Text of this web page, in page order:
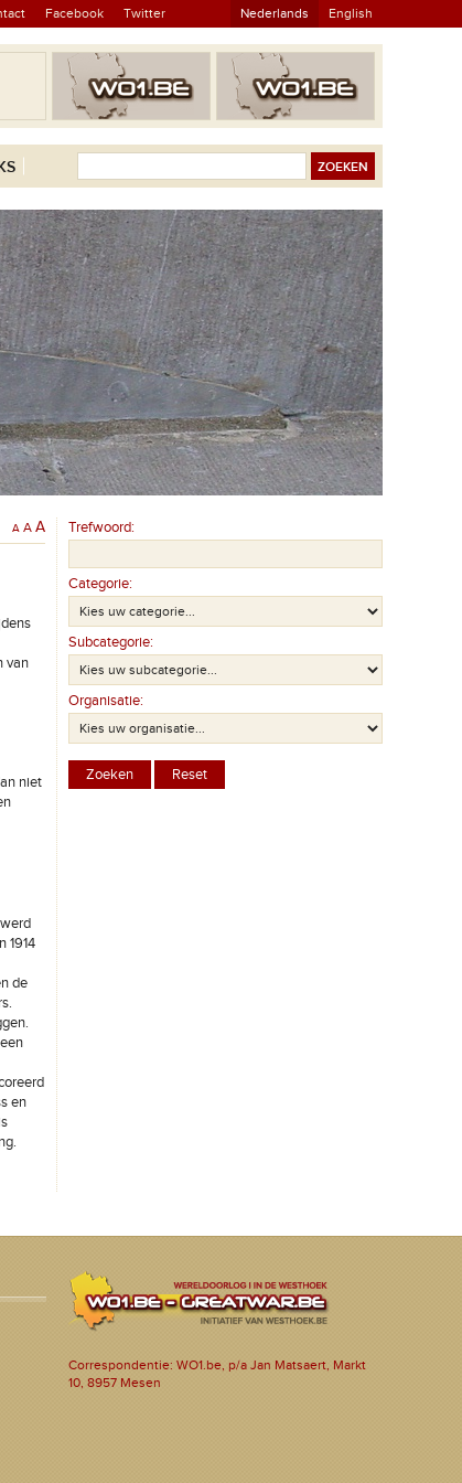
Facebook Twitter Nederlands English
A A A
van
niet
1914
de
en
Trefwoord:
Categorie:
Subcategorie:
Organisatie:
Correspondentie: WO1.be, p/a Jan Matsaert, Markt
10, 8957 Mesen